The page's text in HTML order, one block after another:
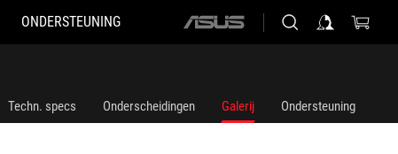
ONDERSTEUNING
ASUS
Techn. specs Onderscheidingen Galerij Ondersteuning